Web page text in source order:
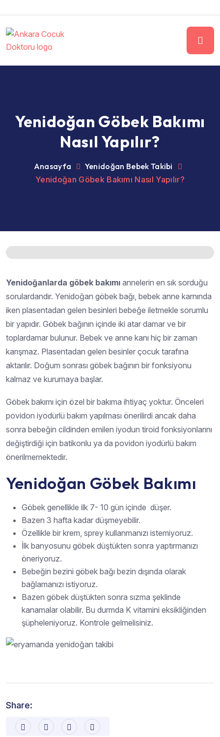
Yenidoğan Göbek Bakımı
Nasıl Yapılır?
Anasayfa
Yenidoğan Bebek Takibi
Yenidoğan Göbek Bakımı Nasıl Yapılır?
Yenidoğanlarda göbek bakımı annelerin en sık sorduğu
sorulardandır. Yenidoğan göbek bağı, bebek anne karnında
iken plasentadan gelen besinleri bebeğe iletmekle sorumlu
bir yapıdır. Göbek bağının içinde iki atar damar ve bir
toplardamar bulunur. Bebek ve anne kanı hiç bir zaman
karışmaz. Plasentadan gelen besinler çocuk tarafına
aktarılır. Doğum sonrası göbek bağının bir fonksiyonu
kalmaz ve kurumaya başlar.
Göbek bakımı için özel bir bakıma ihtiyaç yoktur. Önceleri
povidon iyodürlü bakım yapılması önerilirdi ancak daha
sonra bebeğin cildinden emilen iyodun tiroid fonksiyonlarını
değiştirdiği için batikonlu ya da povidon iyodürlü bakım
önerilmemektedir.
Yenidoğan Göbek Bakımı
Göbek genellikle ilk 7- 10 gün içinde düşer.
Bazen 3 hafta kadar düşmeyebilir.
Özellikle bir krem, sprey kullanmanızı istemiyoruz.
İlk banyosunu göbek düştükten sonra yaptırmanızı
öneriyoruz.
Bebeğin bezini göbek bağı bezin dışında olarak
bağlamanızı istiyoruz.
Bazen göbek düştükten sonra sızma şeklinde
kanamalar olabilir. Bu durmda K vitamini eksikliğinden
şüpheleniyoruz. Kontrole gelmelisiniz.
Share: